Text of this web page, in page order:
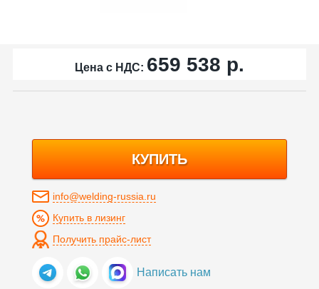
Цена с НДС: 659 538 р.
КУПИТЬ
info@welding-russia.ru
Купить в лизинг
Получить прайс-лист
Написать нам